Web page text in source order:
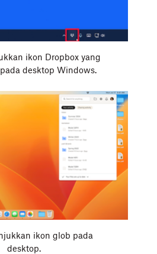
ikon Dropbox yang
desktop Windows.
ikon glob pada
desktop.